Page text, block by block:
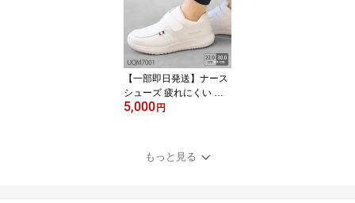
量 ベルトタイプ 医者 介
護士 クリニック 医師 医
療用 リハビリ 靴 整骨院
レディース メンズ 人気
おすすめ
【一部即日発送】ナース
シューズ 疲れにくい 看
護師 白 ホワイト 男女兼
医者 介護士 クリニック
医療用 歯科 衝撃吸収 軽
5,000円
もっと見る